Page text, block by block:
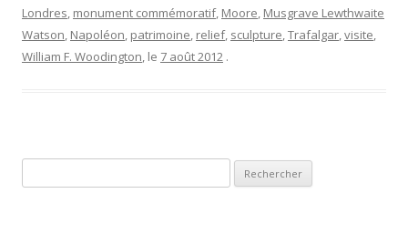
Londres, monument commémoratif, Moore, Musgrave Lewthwaite
Watson, Napoléon, patrimoine, relief, sculpture,Trafalgar,visite,
William F. Woodington, le 7 août 2012 .